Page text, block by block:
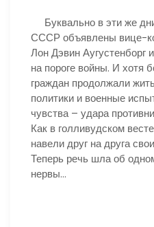
Буквально в эти же
СССР объявлены вице-
Лон Дэвин Аугустенборг
на пороге войны. И хотя
граждан продолжали
политики и военные
чувства – удара
Как в голливудском
навели друг на друга
Теперь речь шла об
нервы…